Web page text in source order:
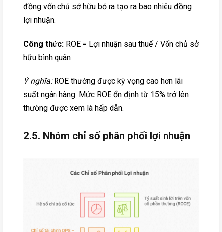
đồng vốn chủ sở hữu bỏ ra tạo ra bao nhiêu đồng
lợi nhuận.
Công thức: ROE = Lợi nhuận sau thuế / Vốn chủ sở
hữu bình quân
Ý nghĩa:ROE thường được kỳ vọng cao hơn lãi
suất ngân hàng. Mức ROE ổn định từ 15% trở lên
thường được xem là hấp dẫn.
2.5. Nhóm chỉ số phân phối lợi nhuận